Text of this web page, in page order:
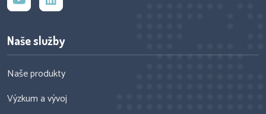
Naše služby
Naše produkty
Výzkum a vývoj